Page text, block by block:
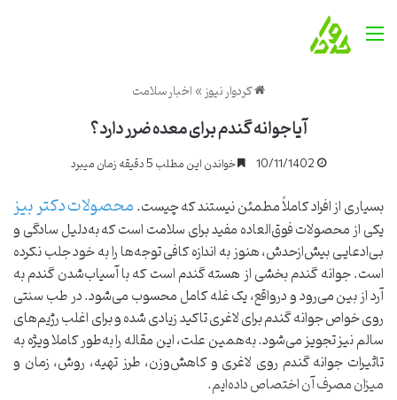
منو
کردوار نیوز»اخبار سلامت
آیا جوانه گندم برای معده ضرر دارد؟
10/11/1402 خواندن این مطلب 5 دقیقه زمان میبرد
بسیاری از افراد کاملاً مطمئن نیستند که چیست.محصولات دکتر بیز
یکی از محصولات فوق‌العاده مفید برای سلامت است که به‌دلیل سادگی و
بی‌ادعایی بیش‌ازحدش، هنوز به اندازه کافی توجه‌ها را به خود جلب نکرده
است. جوانه گندم بخشی از هسته گندم است که با آسیاب‌شدن گندم به
آرد از بین می‌رود و درواقع، یک غله کامل محسوب می‌شود. در طب سنتی
روی خواص جوانه گندم برای لاغری تاکید زیادی شده و برای اغلب رژیم‌های
سالم نیز تجویز می‌شود. به‌همین علت، این مقاله را به‌طور کاملا ویژه به
تاثیرات جوانه گندم روی لاغری و کاهش‌وزن، طرز تهیه، روش، زمان و
میزان مصرف آن اختصاص داده‌ایم.